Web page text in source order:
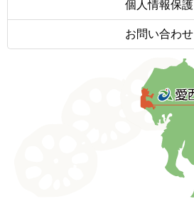
個人情報保護
お問い合わせ